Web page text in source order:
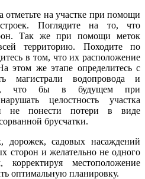
отметьте на участке при помощи
Поглядите на то, что
Так же при помощи меток
территорию. Походите по
в том, что их расположение
этом же этапе определитесь с
магистрали водопровода и
что бы в будущем при
целостность участка
не понести потери в виде
брусчатки.
дорожек, садовых насаждений
сторон и желательно не одного
корректируя местоположение
оптимальную планировку.